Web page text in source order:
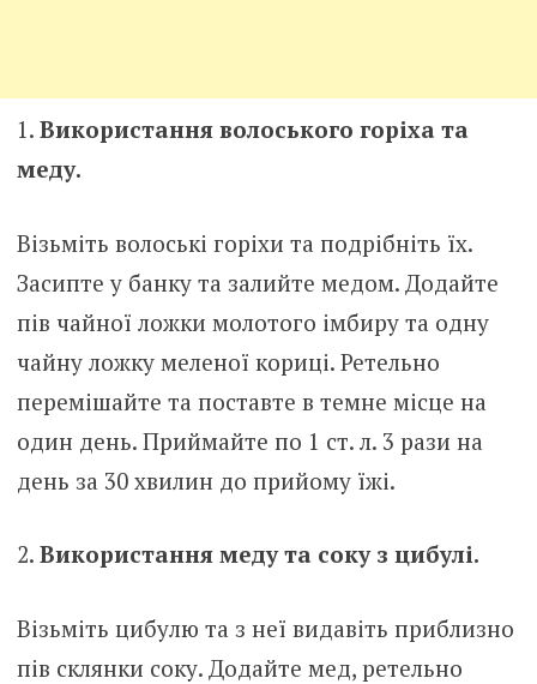
Використання волоського горіха та
меду.
Візьміть волоські горіхи та подрібніть їх.
Засипте у банку та залийте медом. Додайте
пів чайної ложки молотого імбиру та одну
чайну ложку меленої кориці. Ретельно
перемішайте та поставте в темне місце на
один день. Приймайте по 1 ст. л. 3 рази на
день за 30 хвилин до прийому їжі.
Використання меду та соку з цибулі.
Візьміть цибулю та з неї видавіть приблизно
пів склянки соку. Додайте мед, ретельно